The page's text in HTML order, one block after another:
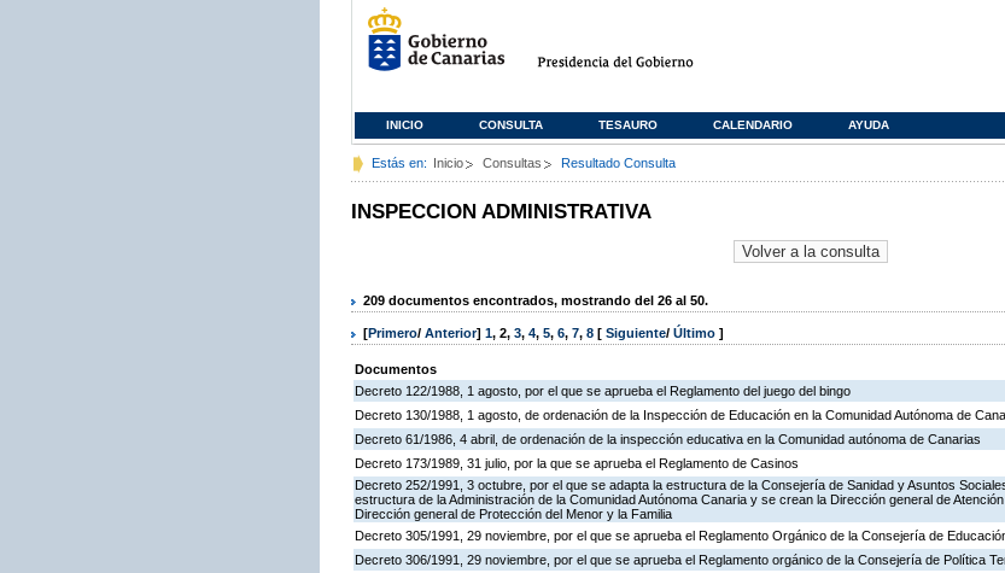
INICIO CONSULTA TESAURO CALENDARIO AYUDA
Estás en: Inicio Consultas Resultado Consulta
INSPECCION ADMINISTRATIVA
209 documentos encontrados, mostrando del 26 al 50.
[Primero/ Anterior] 1, 2, 3, 4, 5, 6, 7, 8 [ Siguiente/ Último ]
Documentos
Decreto 122/1988, 1 agosto, por el que se aprueba el Reglamento del juego del bingo
Decreto 130/1988, 1 agosto, de ordenación de la Inspección de Educación en la Comunidad Autónoma de
Decreto 61/1986, 4 abril, de ordenación de la inspección educativa en la Comunidad autónoma de Canarias
Decreto 173/1989, 31 julio, por la que se aprueba el Reglamento de Casinos
Decreto 252/1991, 3 octubre, por el que se adapta la estructura de la Consejería de Sanidad y Asuntos
estructura de la Administración de la Comunidad Autónoma Canaria y se crean la Dirección general de
Dirección general de Protección del Menor y la Familia
Decreto 305/1991, 29 noviembre, por el que se aprueba el Reglamento Orgánico de la Consejería de
Decreto 306/1991, 29 noviembre, por el que se aprueba el Reglamento orgánico de la Consejería de Política